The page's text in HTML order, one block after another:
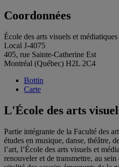
Coordonnées
École des arts visuels et médiatiques
Local J-4075
405, rue Sainte-Catherine Est
Montréal (Québec) H2L 2C4
Bottin
Carte
L'École des arts
Partie intégrante de la Faculté des
études en musique, danse, théâtre,
l’art, l’École des arts visuels et
renouveler et de transmettre, au